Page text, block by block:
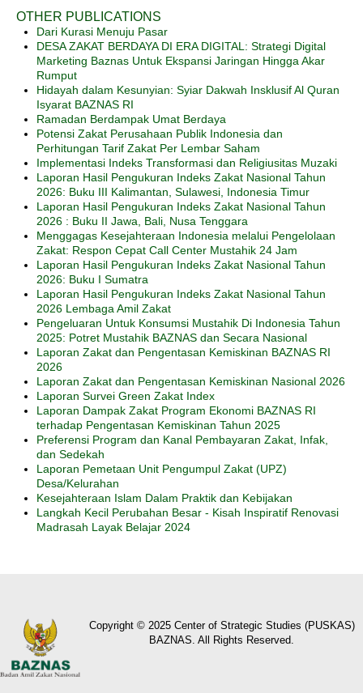
OTHER PUBLICATIONS
Dari Kurasi Menuju Pasar
DESA ZAKAT BERDAYA DI ERA DIGITAL: Strategi Digital
Marketing Baznas Untuk Ekspansi Jaringan Hingga Akar
Rumput
Hidayah dalam Kesunyian: Syiar Dakwah Insklusif Al Quran
Isyarat BAZNAS RI
Ramadan Berdampak Umat Berdaya
Potensi Zakat Perusahaan Publik Indonesia dan
Perhitungan Tarif Zakat Per Lembar Saham
Implementasi Indeks Transformasi dan Religiusitas Muzaki
Laporan Hasil Pengukuran Indeks Zakat Nasional Tahun
2026: Buku III Kalimantan, Sulawesi, Indonesia Timur
Laporan Hasil Pengukuran Indeks Zakat Nasional Tahun
2026 : Buku II Jawa, Bali, Nusa Tenggara
Menggagas Kesejahteraan Indonesia melalui Pengelolaan
Zakat: Respon Cepat Call Center Mustahik 24 Jam
Laporan Hasil Pengukuran Indeks Zakat Nasional Tahun
2026: Buku I Sumatra
Laporan Hasil Pengukuran Indeks Zakat Nasional Tahun
2026 Lembaga Amil Zakat
Pengeluaran Untuk Konsumsi Mustahik Di Indonesia Tahun
2025: Potret Mustahik BAZNAS dan Secara Nasional
Laporan Zakat dan Pengentasan Kemiskinan BAZNAS RI
2026
Laporan Zakat dan Pengentasan Kemiskinan Nasional 2026
Laporan Survei Green Zakat Index
Laporan Dampak Zakat Program Ekonomi BAZNAS RI
terhadap Pengentasan Kemiskinan Tahun 2025
Preferensi Program dan Kanal Pembayaran Zakat, Infak,
dan Sedekah
Laporan Pemetaan Unit Pengumpul Zakat (UPZ)
Desa/Kelurahan
Kesejahteraan Islam Dalam Praktik dan Kebijakan
Langkah Kecil Perubahan Besar - Kisah Inspiratif Renovasi
Madrasah Layak Belajar 2024
Copyright © 2025 Center of Strategic Studies (PUSKAS)
BAZNAS. All Rights Reserved.